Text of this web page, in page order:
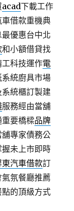
acad下載工作
借款重機典
優惠台中北
和小額借貸找
科技運作電
統廚具市場
統櫃訂製建
服務經由當舖
要橋樑品牌
專家債務公
握未上市即時
東汽車借款訂
氛餐廳推薦
的頂級方式